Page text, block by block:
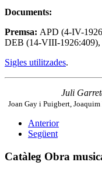
Documents:
Premsa: APD (4-IV-
DEB (14-VIII-
Sigles utilitzades.
Juli
Joan Gay i Puigbert,
Anterior
Següent
Catàleg Obra